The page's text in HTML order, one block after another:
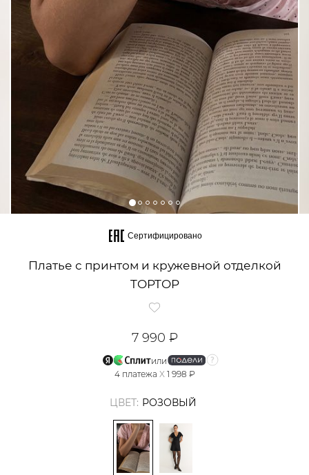
Сертифицировано
Платье с принтом и кружевной отделкой
TOPTOP
7 990 ₽
или
4 платежа X 1 998 ₽
ЦВЕТ: РОЗОВЫЙ